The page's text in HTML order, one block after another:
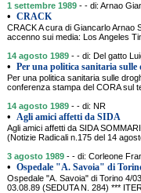
1 settembre 1989 - - di: Arnao
• CRACK
CRACK A cura di Giancarlo Arnao
accenno sui media: Los Angeles
14 agosto 1989 - - di: Del gatto
• Per una politica sanitaria sulle
Per una politica sanitaria sulle
conferenza stampa del CORA sul
14 agosto 1989 - - di: NR
• Agli amici affetti da SIDA
Agli amici affetti da SIDA
(Notizie Radicali n.175 del 14
3 agosto 1989 - - di: Corleone
• Ospedale "A. Savoia" di
Ospedale "A. Savoia" di Torino 4/
03.08.89 (SEDUTA N. 284) ***